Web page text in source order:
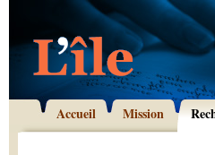
Accueil Mission